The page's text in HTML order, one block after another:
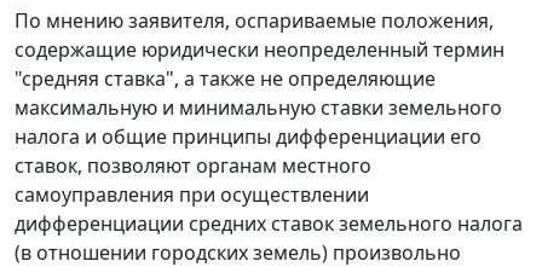
По мнению заявителя, оспариваемые положения,
содержащие юридически неопределенный термин
"средняя ставка", а также не определяющие
максимальную и минимальную ставки земельного
налога и общие принципы дифференциации его
ставок, позволяют органам местного
самоуправления при осуществлении
дифференциации средних ставок земельного налога
(в отношении городских земель) произвольно